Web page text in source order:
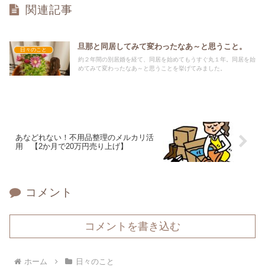
関連記事
日々のこと 旦那と同居してみて変わったなあ～と思うこと。
約２年間の別居婚を経て、同居を始めてもうすぐ丸１年。同居を始
めてみて変わったなあ～と思うことを挙げてみました。
あなどれない！不用品整理のメルカリ活
用 【2か月で20万円売り上げ】
コメント
コメントを書き込む
ホーム 日々のこと